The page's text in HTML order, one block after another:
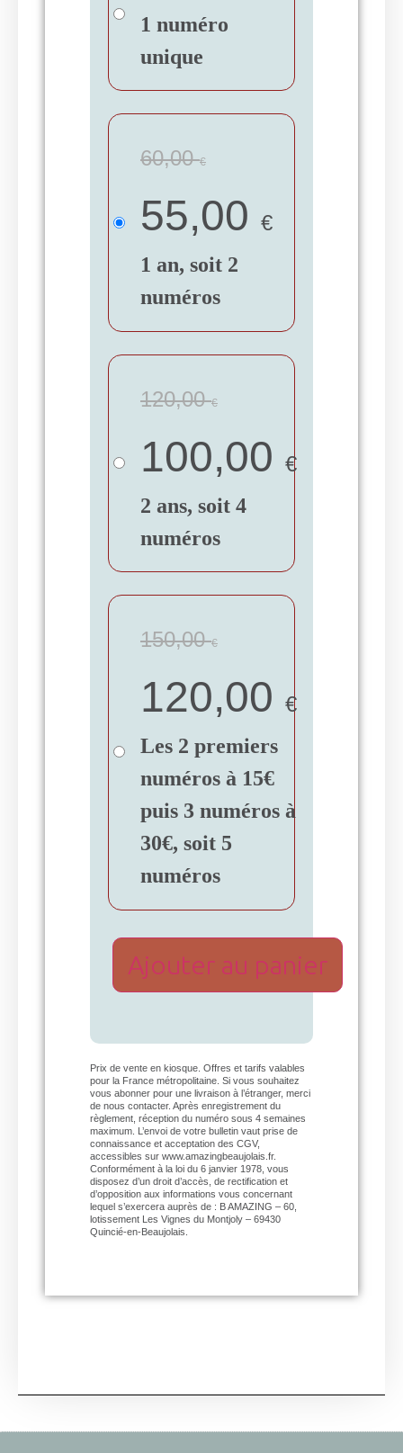
1 numéro
unique
60,00€
55,00 €
1 an, soit 2
numéros
120,00€
100,00 €
2 ans, soit 4
numéros
150,00€
120,00 €
Les 2 premiers
numéros à 15€
puis 3 numéros à
30€, soit 5
numéros
Ajouter au panier
Prix de vente en kiosque. Offres et tarifs valables
pour la France métropolitaine. Si vous souhaitez
vous abonner pour une livraison à l’étranger, merci
de nous contacter. Après enregistrement du
règlement, réception du numéro sous 4 semaines
maximum. L’envoi de votre bulletin vaut prise de
connaissance et acceptation des CGV,
accessibles sur www.amazingbeaujolais.fr.
Conformément à la loi du 6 janvier 1978, vous
disposez d’un droit d’accès, de rectification et
d’opposition aux informations vous concernant
lequel s’exercera auprès de : B AMAZING – 60,
lotissement Les Vignes du Montjoly – 69430
Quincié-en-Beaujolais.